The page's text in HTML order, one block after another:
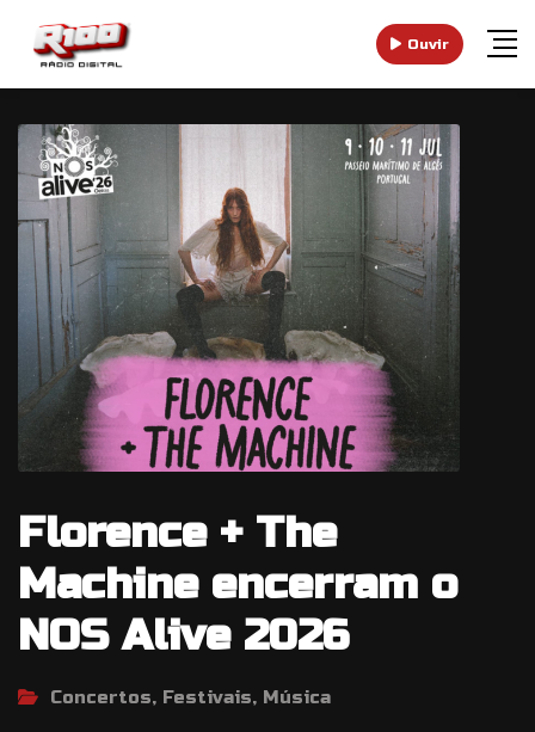
Ouvir
Florence + The
Machine encerram o
NOS Alive 2026
Concertos, Festivais, Música